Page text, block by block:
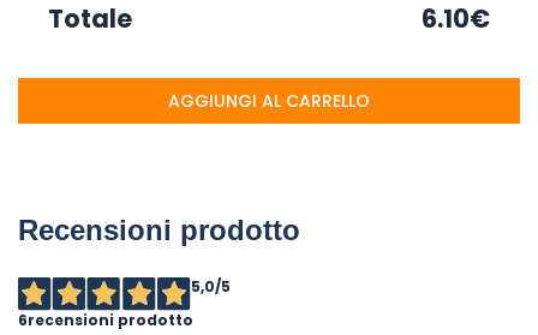
Recensioni prodotto
5,0/5
6recensioni prodotto
Totale 6.10€
AGGIUNGI AL CARRELLO